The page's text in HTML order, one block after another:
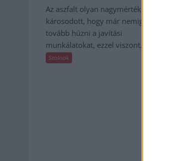
Az aszfalt olyan nagymértékben
károsodott, hogy már nemigen lehet
tovább húzni a javítási
munkálatokat, ezzel viszont...
Szolnok